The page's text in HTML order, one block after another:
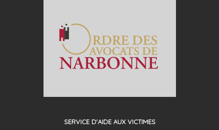
SERVICE D'AIDE AUX VICTIMES